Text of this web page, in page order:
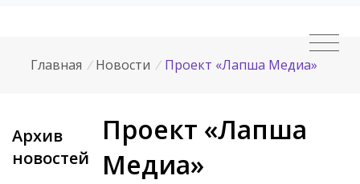
Главная / Новости / Проект «Лапша Медиа»
Архив
новостей
Проект «Лапша
Медиа»